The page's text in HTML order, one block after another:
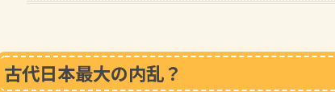
古代日本最大の内乱？